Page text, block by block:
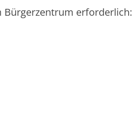
Bürgerzentrum erforderlich: